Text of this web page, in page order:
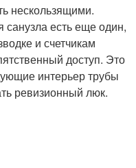
нескользящими.
есть еще один,
и счетчикам
доступ. Это
интерьер трубы
ревизионный люк.